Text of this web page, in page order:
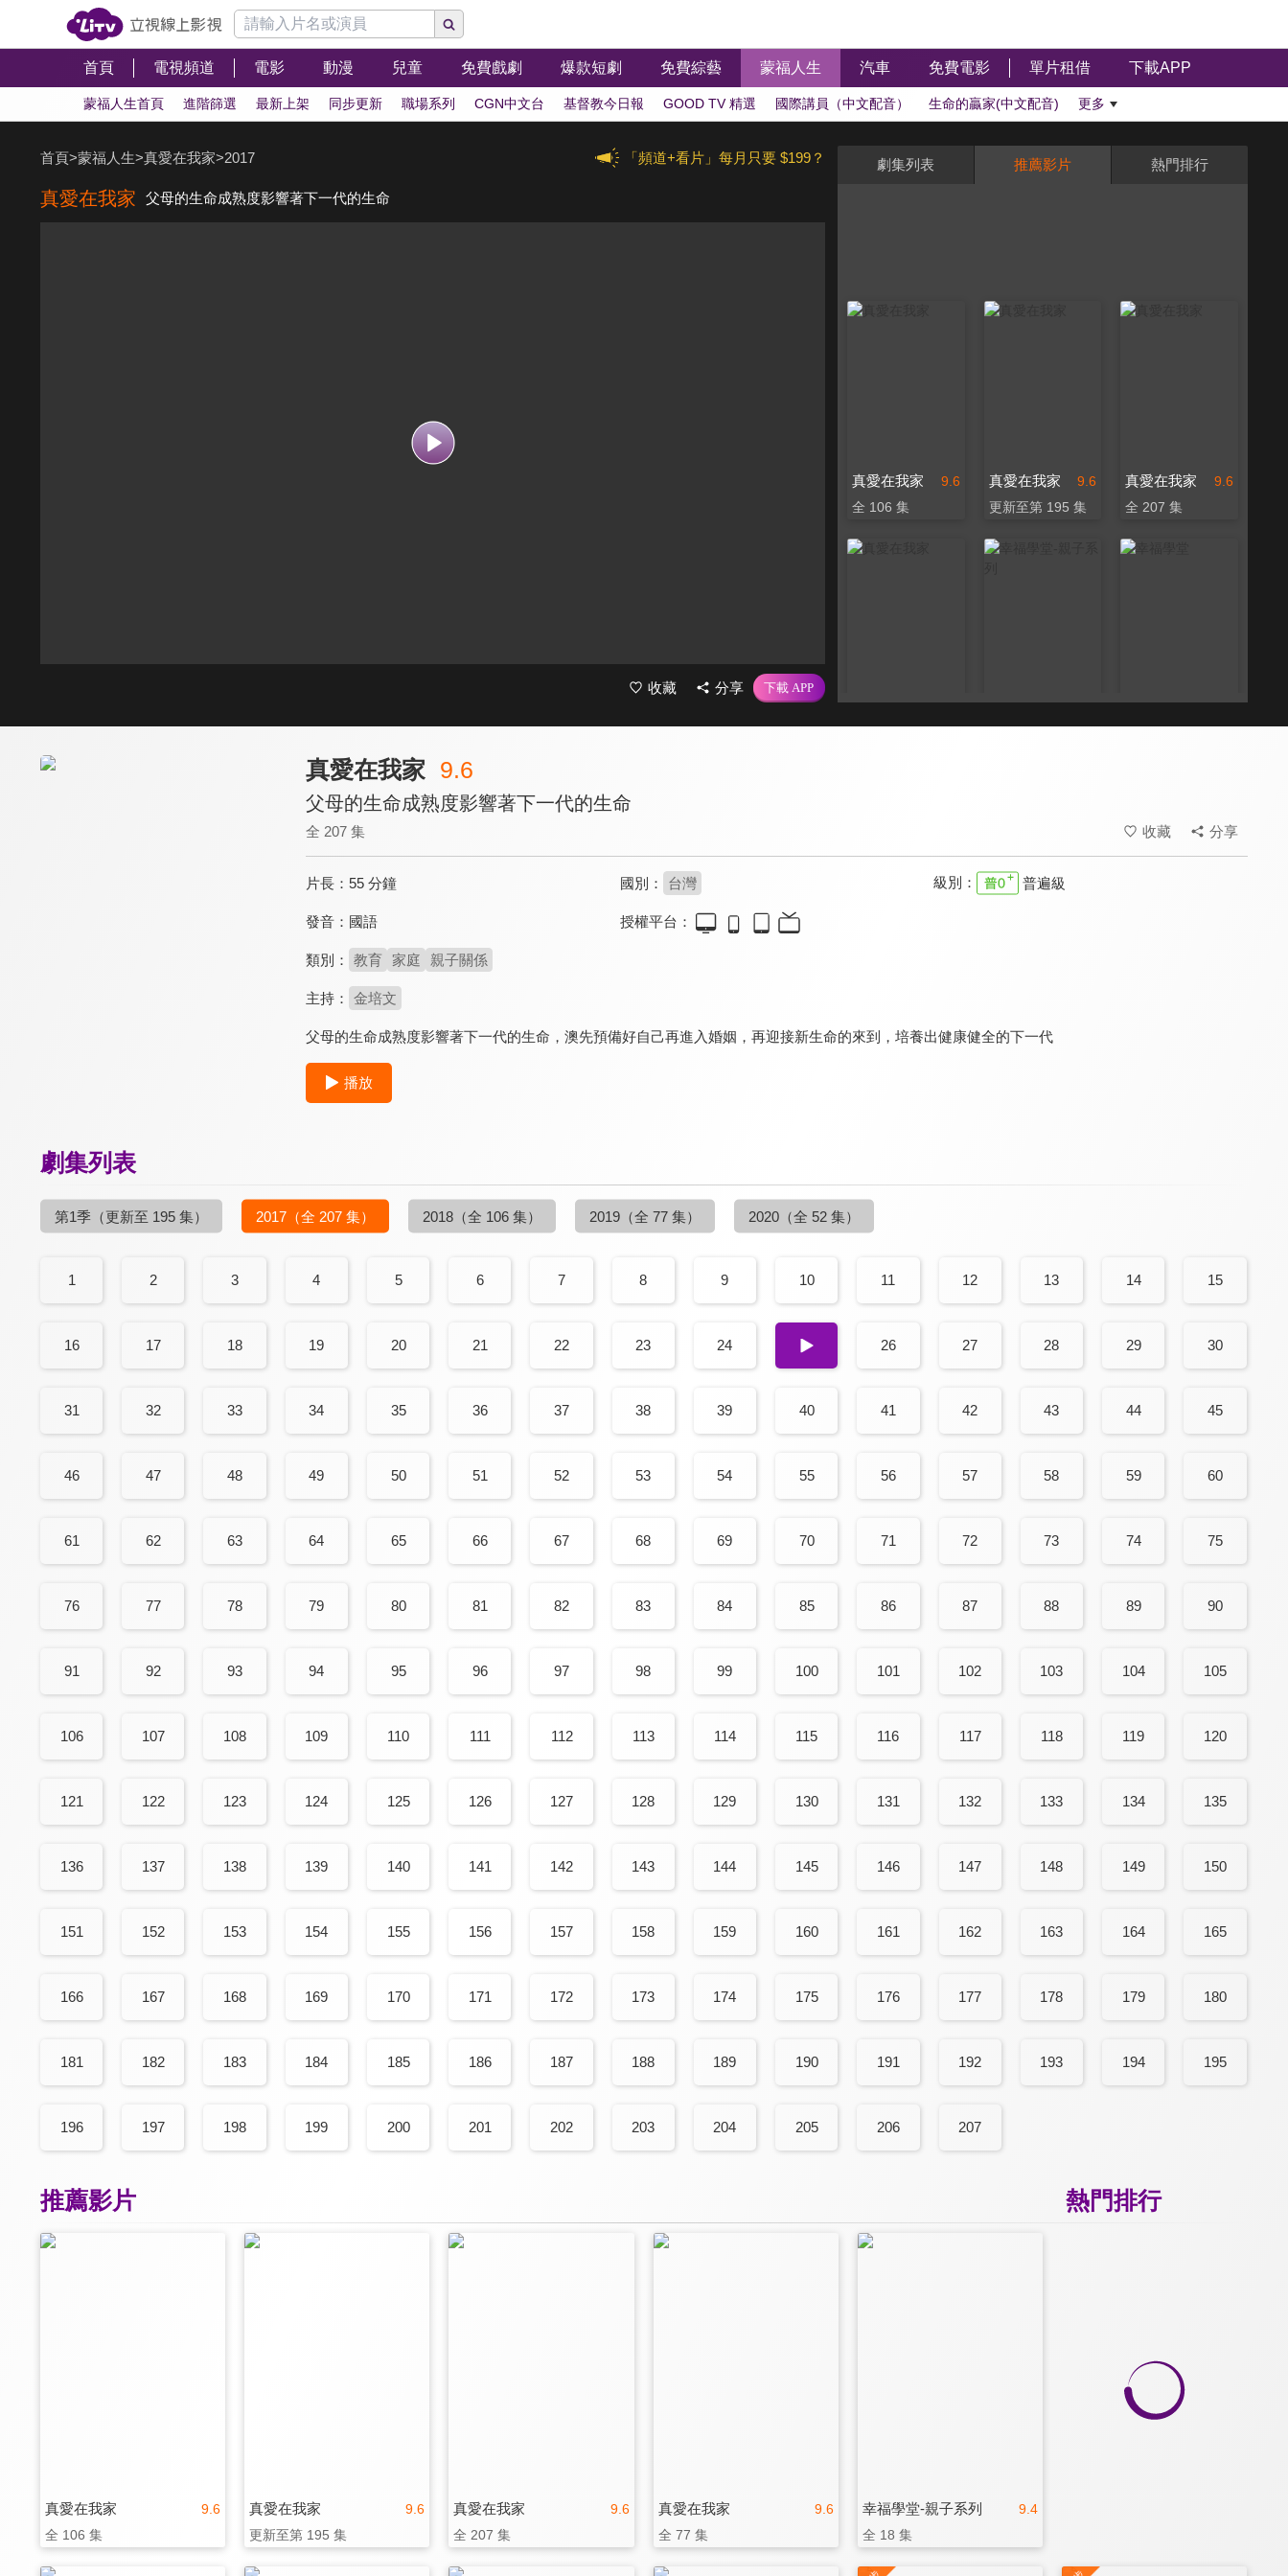
首頁 電視頻道 電影 動漫 兒童 免費戲劇 爆款短劇 免費綜藝 蒙福人生 汽車 免費電影 單片租借 下載APP
蒙福人生首頁 進階篩選 最新上架 同步更新 職場系列 CGN中文台 基督教今日報 GOOD TV 精選 國際講員（中文配音） 生命的贏家(中文配音) 更多
「頻道+看片」每月只要 $199？
首頁>蒙福人生>真愛在我家>2017
真愛在我家 父母的生命成熟度影響著下一代的生命
收藏 分享
劇集列表 推薦影片 熱門排行
9.6
真愛在我家
全 106 集
9.6
真愛在我家
更新至第 195 集
9.6
真愛在我家
全 207 集
烤箱讀書會
真愛在我家 9.6
父母的生命成熟度影響著下一代的生命
全 207 集 收藏 分享
片長： 55 分鐘 國別： 台灣 級別： 普遍級
發音： 國語 授權平台：
類別： 教育 家庭 親子關係
主持： 金培文
父母的生命成熟度影響著下一代的生命，澳先預備好自己再進入婚姻，再迎接新生命的來到，培養出健康健全的下一代
播放
劇集列表
第1季 （更新至 195 集） 2017 （全 207 集） 2018 （全 106 集） 2019 （全 77 集） 2020 （全 52 集）
1 2 3 4 5 6 7 8 9 10 11 12 13 14 15
16 17 18 19 20 21 22 23 24 25 26 27 28 29 30
31 32 33 34 35 36 37 38 39 40 41 42 43 44 45
46 47 48 49 50 51 52 53 54 55 56 57 58 59 60
61 62 63 64 65 66 67 68 69 70 71 72 73 74 75
76 77 78 79 80 81 82 83 84 85 86 87 88 89 90
91 92 93 94 95 96 97 98 99 100 101 102 103 104 105
106 107 108 109 110 111 112 113 114 115 116 117 118 119 120
121 122 123 124 125 126 127 128 129 130 131 132 133 134 135
136 137 138 139 140 141 142 143 144 145 146 147 148 149 150
151 152 153 154 155 156 157 158 159 160 161 162 163 164 165
166 167 168 169 170 171 172 173 174 175 176 177 178 179 180
181 182 183 184 185 186 187 188 189 190 191 192 193 194 195
196 197 198 199 200 201 202 203 204 205 206 207
熱門排行
推薦影片
9.6
真愛在我家
全 106 集
9.6
真愛在我家
更新至第 195 集
9.6
真愛在我家
全 207 集
9.6
真愛在我家
全 77 集
9.4
幸福學堂-親子系列
全 18 集